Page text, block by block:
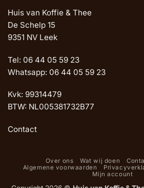
Huis van Koffie & Thee
De Schelp 15
9351 NV Leek
Tel: 06 44 05 59 23
Whatsapp: 06 44 05 59 23
Kvk: 99314479
BTW: NL005381732B77
Contact
Over ons Wat wij doen
Algemene voorwaarden
Mijn account